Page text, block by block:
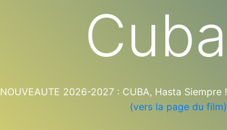
Cuba
NOUVEAUTE 2026-2027 : CUBA, Hasta Siempre !
(vers la page du film)